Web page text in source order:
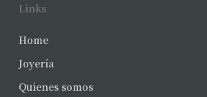
Links
Home
Joyería
Quienes somos